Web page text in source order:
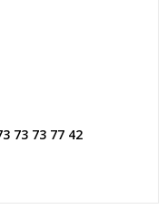
73 73 77 42